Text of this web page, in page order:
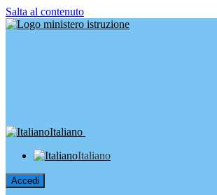
Salta al contenuto
Italiano
Italiano
Accedi